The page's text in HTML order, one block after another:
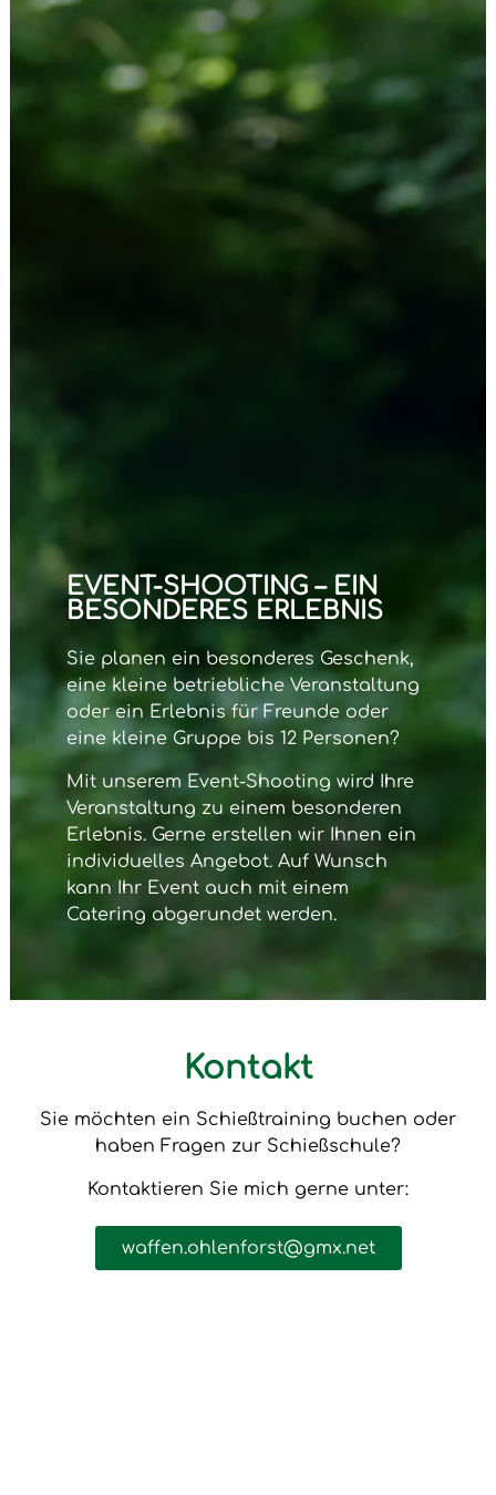
EVENT-SHOOTING – EIN
BESONDERES ERLEBNIS
Sie planen ein besonderes Geschenk,
eine kleine betriebliche Veranstaltung
oder ein Erlebnis für Freunde oder
eine kleine Gruppe bis 12 Personen?
Mit unserem Event-Shooting wird Ihre
Veranstaltung zu einem besonderen
Erlebnis. Gerne erstellen wir Ihnen ein
individuelles Angebot. Auf Wunsch
kann Ihr Event auch mit einem
Catering abgerundet werden.
Kontakt
Sie möchten ein Schießtraining buchen oder
haben Fragen zur Schießschule?
Kontaktieren Sie mich gerne unter:
waffen.ohlenforst@gmx.net